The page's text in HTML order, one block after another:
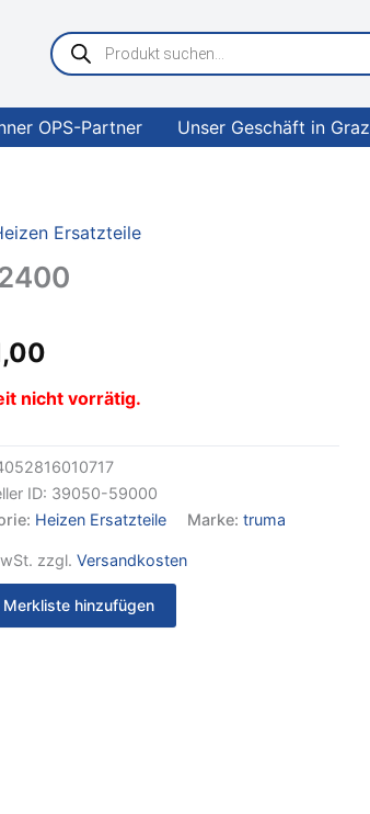
Products
search
OPS-Partner Unser Geschäft in Graz
Ersatzteile
nicht vorrätig.
ID: 39050-59000
Heizen Ersatzteile Marke: truma
zzgl. Versandkosten
Merkliste hinzufügen